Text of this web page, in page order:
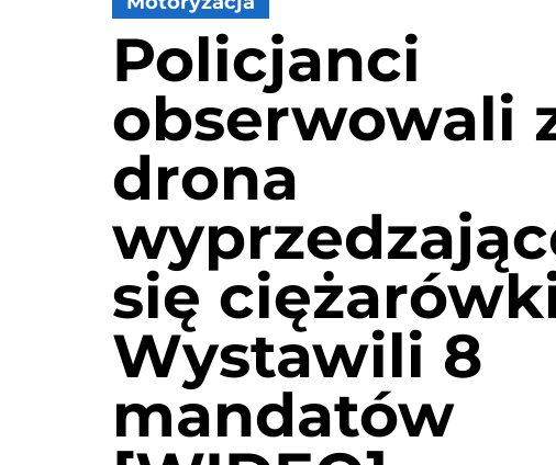
Policjanci
obserwowali
drona
się
Wystawili 8
mandatów